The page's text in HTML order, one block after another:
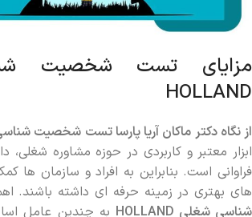
مزایای تست شخصیت
HOLLAND
از نگاه دکتر ماکان آریا پارسا تست شخصیت
ابزار معتبر و کاربردی در حوزه مشاوره شغلی،
فراوانی است. بنابراین به افراد و سازمان ‌ها
‌های بهتری در زمینه حرفه ‌ای داشته باشند.
شناسی شغلی HOLLAND به چندین عامل